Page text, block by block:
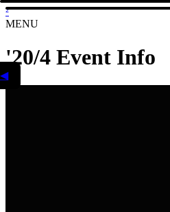
²
MENU
◀
'20/4 Event Info